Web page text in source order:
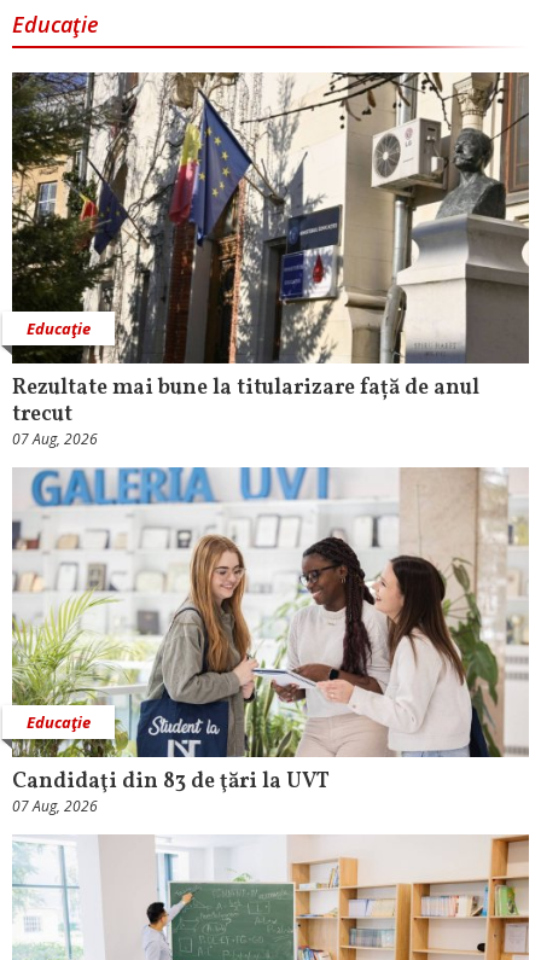
Educaţie
Educaţie
Rezultate mai bune la titularizare față de anul
trecut
07 Aug, 2026
Educaţie
Candidaţi din 83 de ţări la UVT
07 Aug, 2026